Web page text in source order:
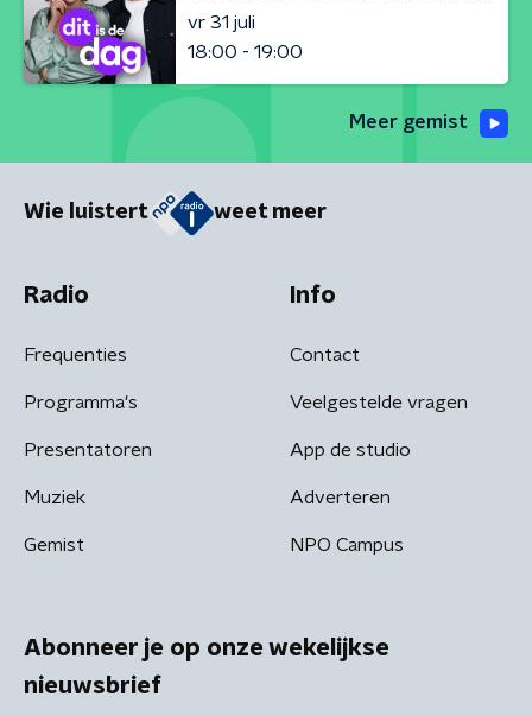
vr 31 juli
18:00 - 19:00
Meer gemist
Wie luistert weet meer
Radio
Frequenties
Programma's
Presentatoren
Muziek
Gemist
Info
Contact
Veelgestelde vragen
App de studio
Adverteren
NPO Campus
Abonneer je op onze wekelijkse
nieuwsbrief